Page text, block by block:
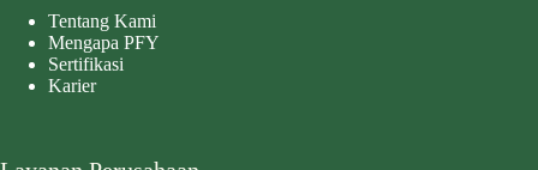
Tentang Kami
Mengapa PFY
Sertifikasi
Karier